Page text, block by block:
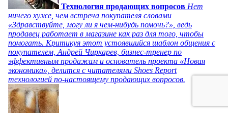
Технология продающих вопросов Нет
ничего хуже, чем встреча покупателя словами
«Здравствуйте, могу ли я чем-нибудь помочь?», ведь
продавец работает в магазине как раз для того, чтобы
помогать. Критикуя этот устоявшийся шаблон общения с
покупателем, Андрей Чиркарев, бизнес-тренер по
эффективным продажам и основатель проекта «Новая
экономика», делится с читателями Shoes Report
технологией по-настоящему продающих вопросов.